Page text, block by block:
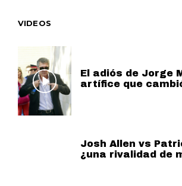
VIDEOS
El adiós de Jorge
artífice que
Josh Allen vs
¿una rivalidad de